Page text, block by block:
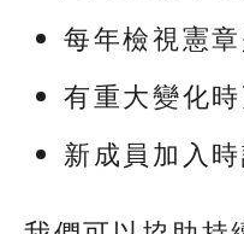
每年檢視憲
有重大變化
新成員加入